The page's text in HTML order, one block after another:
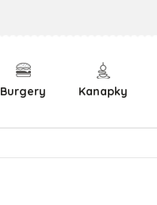
Burgery Kanapky